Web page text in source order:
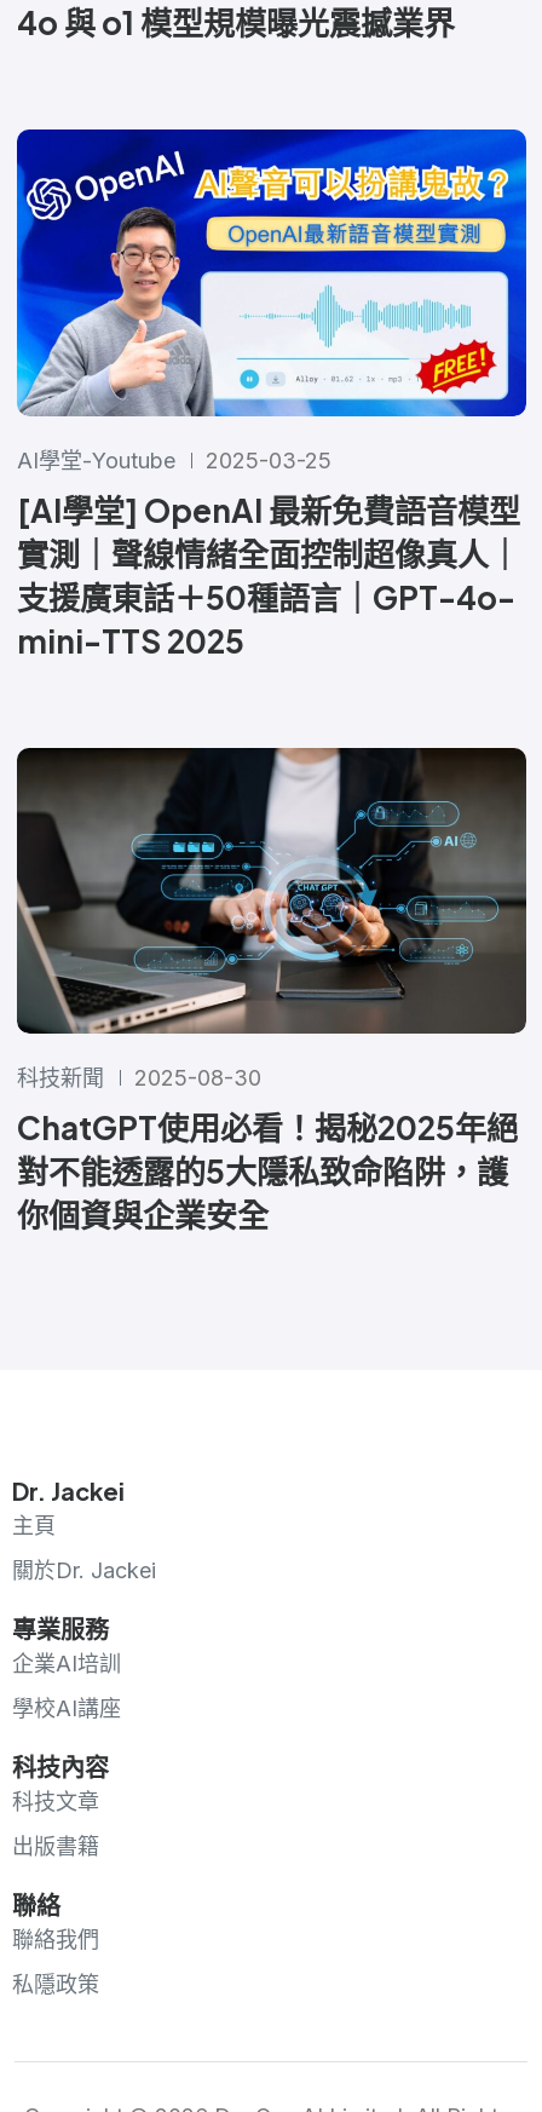
4o 與 o1 模型規模曝光震撼業界
AI學堂-Youtube 2025-03-25
[AI學堂] OpenAI 最新免費語音模型
實測｜聲線情緒全面控制超像真人｜
支援廣東話＋50種語言｜GPT-4o-
mini-TTS 2025
科技新聞 2025-08-30
ChatGPT使用必看！揭秘2025年絕
對不能透露的5大隱私致命陷阱，護
你個資與企業安全
Dr. Jackei
主頁
關於Dr. Jackei
專業服務
企業AI培訓
學校AI講座
科技內容
科技文章
出版書籍
聯絡
聯絡我們
私隱政策